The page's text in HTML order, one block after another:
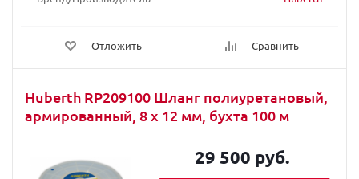
Отложить Сравнить
Huberth RP209100 Шланг полиуретановый,
армированный, 8 х 12 мм, бухта 100 м
29 500 руб.